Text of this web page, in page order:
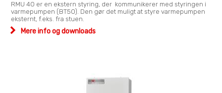
RMU 40 er en ekstern styring, der kommunikerer med styringen i
varmepumpen (BT50). Den gør det muligt at styre varmepumpen
eksternt, f.eks. fra stuen.
Mere info og downloads